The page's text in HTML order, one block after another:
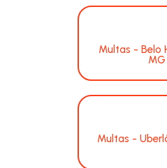
Multas - Belo
MG
Multas -